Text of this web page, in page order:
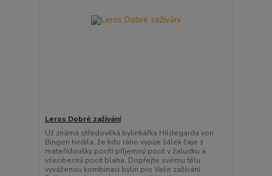
Leros Dobré zažívání
Už známá středověká bylinkářka Hildegarda von
Bingen tvrdila, že kdo ráno vypije šálek čaje z
mateřídoušky pocítí příjemný pocit v žaludku a
všeobecný pocit blaha. Dopřejte svému tělu
vyváženou kombinaci bylin pro Vaše zažívání.